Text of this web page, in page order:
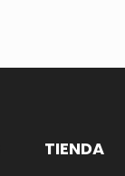
TIENDA